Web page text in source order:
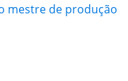
mestre de produção